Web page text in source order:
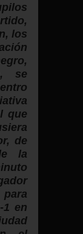
los
se
que
de
la
1 en